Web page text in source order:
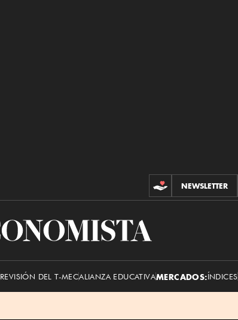
CONTRIBUCIONES
NEWSLETTER
El
REVISIÓN DEL T-MECALIANZA EDUCATIVAMERCADOS:ÍNDICES